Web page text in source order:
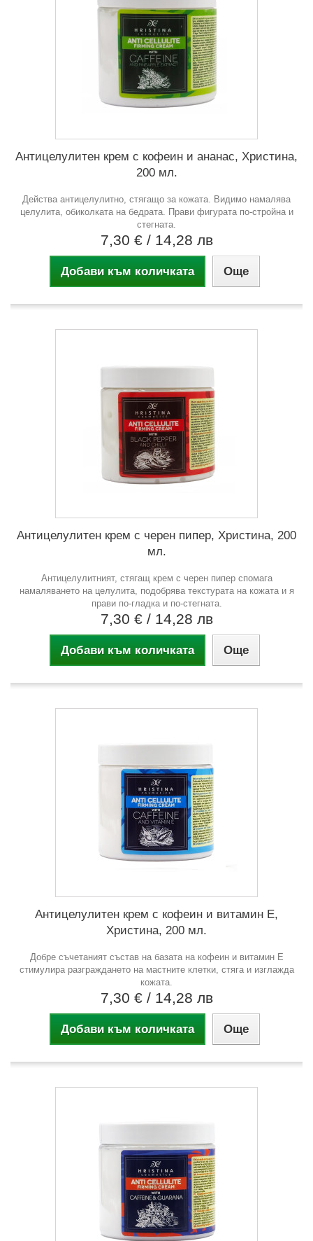
Антицелулитен крем с кофеин и ананас, Христина,
200 мл.
Действа антицелулитно, стягащо за кожата. Видимо намалява
целулита, обиколката на бедрата. Прави фигурата по-стройна и
стегната.
7,30 € / 14,28 лв
Добави към количката Още
Антицелулитен крем с черен пипер, Христина, 200
мл.
Антицелулитният, стягащ крем с черен пипер спомага
намаляването на целулита, подобрява текстурата на кожата и я
прави по-гладка и по-стегната.
7,30 € / 14,28 лв
Добави към количката Още
Антицелулитен крем с кофеин и витамин Е,
Христина, 200 мл.
Добре съчетаният състав на базата на кофеин и витамин Е
стимулира разграждането на мастните клетки, стяга и изглажда
кожата.
7,30 € / 14,28 лв
Добави към количката Още